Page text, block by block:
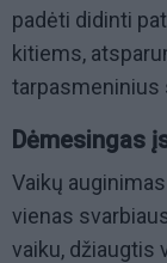
padėti didinti
kitiems,
tarpasmeninius
Dėmesingas
Vaikų
vienas
vaiku, džiaugtis